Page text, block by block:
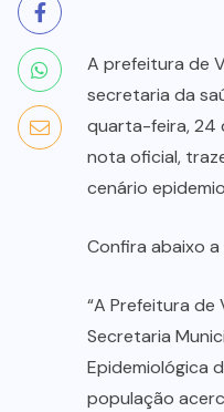
A prefeitura de
secretaria da
quarta-feira, 24
nota oficial,
cenário
Confira abaixo
“A Prefeitura de
Secretaria
Epidemiológica
população